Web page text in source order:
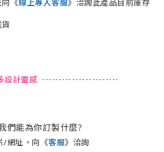
向《線上專人客服》洽詢此產品目前庫存
貨
計靈感 -----------------------
們能為你訂製什麼?
/網址，向《客服》洽詢